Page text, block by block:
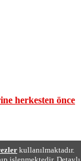
herkesten önce
kullanılmaktadır.